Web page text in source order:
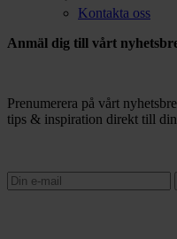
Kontakta oss
Anmäl dig till vårt
Prenumerera på vårt
tips & inspiration direkt till